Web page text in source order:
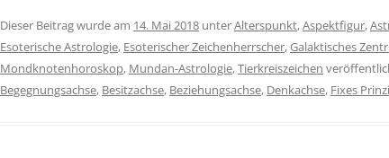
Dieser Beitrag wurde am 14. Mai 2018 unterAlterspunkt,Aspektfigur,
Esoterische Astrologie, Esoterischer Zeichenherrscher,Galaktisches
Mondknotenhoroskop, Mundan-Astrologie,Tierkreiszeichen
Begegnungsachse, Besitzachse, Beziehungsachse, Denkachse, Fixes